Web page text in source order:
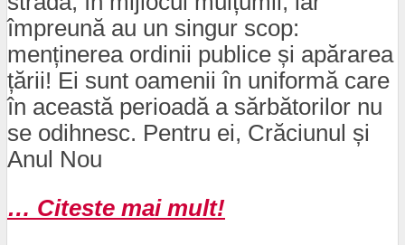
împreună au un singur scop:
menținerea ordinii publice și apărarea
țării! Ei sunt oamenii în uniformă care
în această perioadă a sărbătorilor nu
se odihnesc. Pentru ei, Crăciunul și
Anul Nou
… Citeste mai mult!